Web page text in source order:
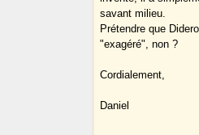
savant milieu.
Prétendre que
"exagéré", non ?
Cordialement,
Daniel